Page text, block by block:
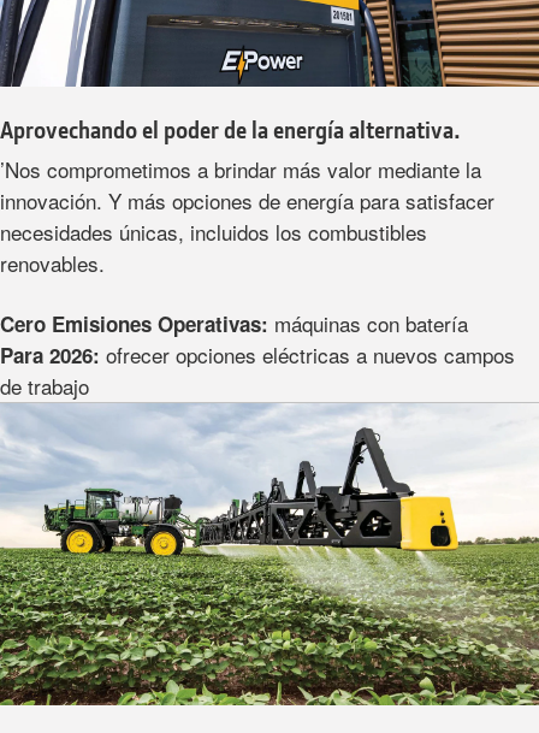
Aprovechando el poder de la energía alternativa.
’Nos comprometimos a brindar más valor mediante la
innovación. Y más opciones de energía para satisfacer
necesidades únicas, incluidos los combustibles
renovables.
Cero Emisiones Operativas: máquinas con batería
Para 2026: ofrecer opciones eléctricas a nuevos campos
de trabajo